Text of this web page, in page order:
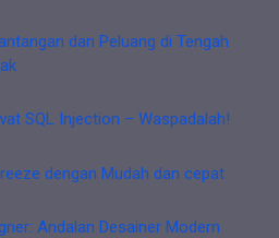
dan Peluang di Tengah
SQL Injection – Waspadalah!
dengan Mudah dan cepat
Andalan Desainer Modern